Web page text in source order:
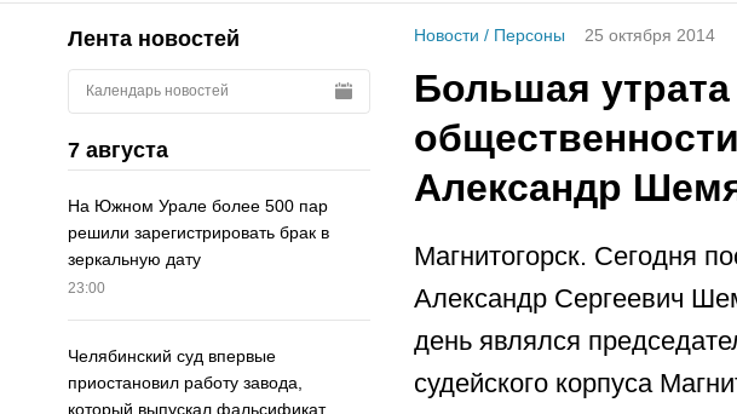
Лента новостей
Календарь новостей
7 августа
На Южном Урале более 500 пар
решили зарегистрировать брак в
зеркальную дату
23:00
Челябинский суд впервые
приостановил работу завода,
который выпускал фальсификат
Новости / Персоны 25 октября 2014
Большая
Александр
Магнитогорск. Сегодня
Александр Сергеевич
день являлся
судейского корпуса